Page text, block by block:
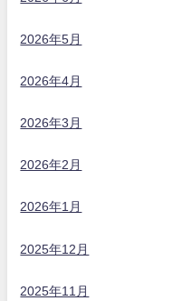
2026年5月
2026年4月
2026年3月
2026年2月
2026年1月
2025年12月
2025年11月